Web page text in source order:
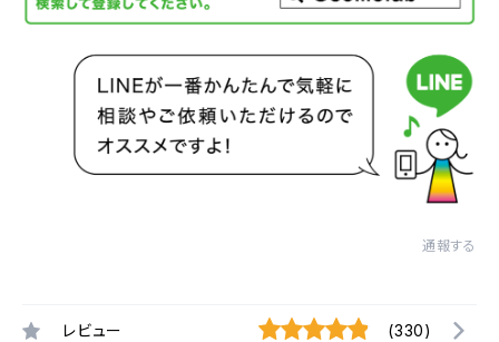
通報する
レビュー (330)